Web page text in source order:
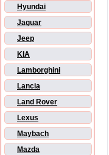
Hyundai
Jaguar
Jeep
KIA
Lamborghini
Lancia
Land Rover
Lexus
Maybach
Mazda